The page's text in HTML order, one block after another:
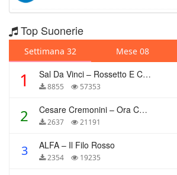
Top Suonerie
Settimana 32 Mese 08
1 Sal Da Vinci – Rossetto E Caffè
8855 57353
2 Cesare Cremonini – Ora Che Non Ho Più Te
2637 21191
3 ALFA – Il Filo Rosso
2354 19235